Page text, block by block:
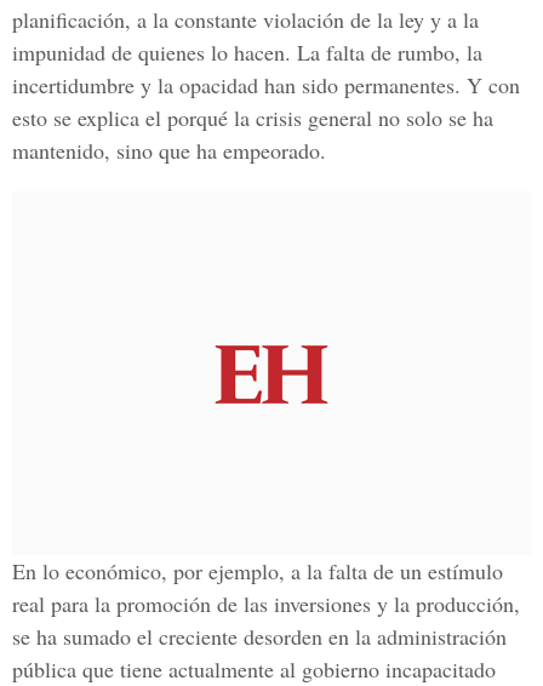
planificación, a la constante violación de la ley y a la
impunidad de quienes lo hacen. La falta de rumbo, la
incertidumbre y la opacidad han sido permanentes. Y con
esto se explica el porqué la crisis general no solo se ha
mantenido, sino que ha empeorado.
En lo económico, por ejemplo, a la falta de un estímulo
real para la promoción de las inversiones y la producción,
se ha sumado el creciente desorden en la administración
pública que tiene actualmente al gobierno incapacitado